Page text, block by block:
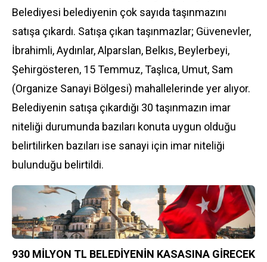
Belediyesi belediyenin çok sayıda taşınmazını
satışa çıkardı. Satışa çıkan taşınmazlar; Güvenevler,
İbrahimli, Aydınlar, Alparslan, Belkıs, Beylerbeyi,
Şehirgösteren, 15 Temmuz, Taşlıca, Umut, Sam
(Organize Sanayi Bölgesi) mahallelerinde yer alıyor.
Belediyenin satışa çıkardığı 30 taşınmazın imar
niteliği durumunda bazıları konuta uygun olduğu
belirtilirken bazıları ise sanayi için imar niteliği
bulunduğu belirtildi.
930 MİLYON TL BELEDİYENİN KASASINA GİRECEK